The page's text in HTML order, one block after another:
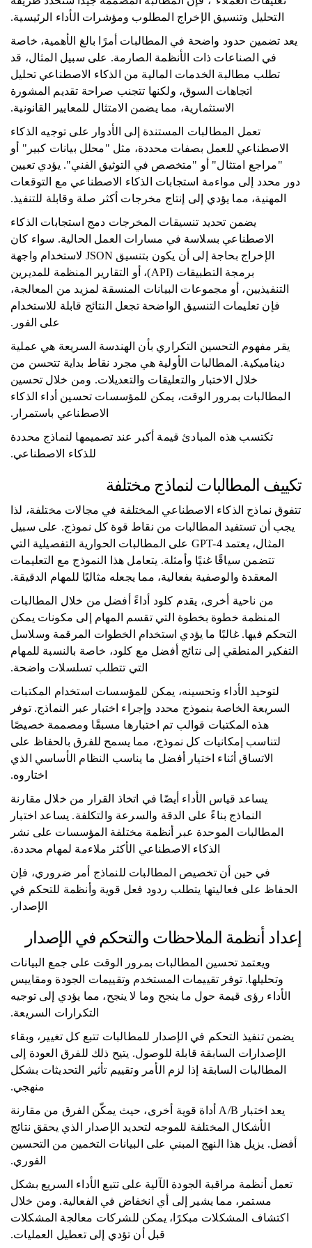
التحليل وتنسيق الإخراج المطلوب ومؤشرات الأداء الرئيسية.
يعد تضمين حدود واضحة في المطالبات أمرًا بالغ الأهمية، خاصة
في الصناعات ذات الأنظمة الصارمة. على سبيل المثال، قد
تطلب مطالبة الخدمات المالية من الذكاء الاصطناعي تحليل
اتجاهات السوق، ولكنها تتجنب صراحة تقديم المشورة
الاستثمارية، مما يضمن الامتثال للمعايير القانونية.
تعمل المطالبات المستندة إلى الأدوار على توجيه الذكاء
الاصطناعي للعمل بصفات محددة، مثل "محلل بيانات كبير" أو
"مراجع امتثال" أو "متخصص في التوثيق الفني". يؤدي تعيين
دور محدد إلى مواءمة استجابات الذكاء الاصطناعي مع التوقعات
المهنية، مما يؤدي إلى إنتاج مخرجات أكثر صلة وقابلة للتنفيذ.
يضمن تحديد تنسيقات المخرجات دمج استجابات الذكاء
الاصطناعي بسلاسة في مسارات العمل الحالية. سواء كان
الإخراج بحاجة إلى أن يكون بتنسيق JSON لاستخدام واجهة
برمجة التطبيقات (API)، أو التقارير المنظمة للمديرين
التنفيذيين، أو مجموعات البيانات المنسقة لمزيد من المعالجة،
فإن تعليمات التنسيق الواضحة تجعل النتائج قابلة للاستخدام
على الفور.
يقر مفهوم التحسين التكراري بأن الهندسة السريعة هي عملية
ديناميكية. المطالبات الأولية هي مجرد نقاط بداية تتحسن من
خلال الاختبار والتعليقات والتعديلات. ومن خلال تحسين
المطالبات بمرور الوقت، يمكن للمؤسسات تحسين أداء الذكاء
الاصطناعي باستمرار.
تكتسب هذه المبادئ قيمة أكبر عند تصميمها لنماذج محددة
للذكاء الاصطناعي.
تكييف المطالبات لنماذج مختلفة
تتفوق نماذج الذكاء الاصطناعي المختلفة في مجالات مختلفة، لذا
يجب أن تستفيد المطالبات من نقاط قوة كل نموذج. على سبيل
المثال، يعتمد GPT-4 على المطالبات الحوارية التفصيلية التي
تتضمن سياقًا غنيًا وأمثلة. يتعامل هذا النموذج مع التعليمات
المعقدة والوصفية بفعالية، مما يجعله مثاليًا للمهام الدقيقة.
من ناحية أخرى، يقدم كلود أداءً أفضل من خلال المطالبات
المنظمة خطوة بخطوة التي تقسم المهام إلى مكونات يمكن
التحكم فيها. غالبًا ما يؤدي استخدام الخطوات المرقمة وسلاسل
التفكير المنطقي إلى نتائج أفضل مع كلود، خاصة بالنسبة للمهام
التي تتطلب تسلسلات واضحة.
لتوحيد الأداء وتحسينه، يمكن للمؤسسات استخدام المكتبات
السريعة الخاصة بنموذج محدد وإجراء اختبار عبر النماذج. توفر
هذه المكتبات قوالب تم اختبارها مسبقًا ومصممة خصيصًا
لتناسب إمكانيات كل نموذج، مما يسمح للفرق بالحفاظ على
الاتساق أثناء اختيار أفضل ما يناسب النظام الأساسي الذي
اختاروه.
يساعد قياس الأداء أيضًا في اتخاذ القرار من خلال مقارنة
النماذج بناءً على الدقة والسرعة والتكلفة. يساعد اختبار
المطالبات الموحدة عبر أنظمة مختلفة المؤسسات على نشر
الذكاء الاصطناعي الأكثر ملاءمة لمهام محددة.
في حين أن تخصيص المطالبات للنماذج أمر ضروري، فإن
الحفاظ على فعاليتها يتطلب ردود فعل قوية وأنظمة للتحكم في
الإصدار.
إعداد أنظمة الملاحظات والتحكم في الإصدار
ويعتمد تحسين المطالبات بمرور الوقت على جمع البيانات
وتحليلها. توفر تقييمات المستخدم وتقييمات الجودة ومقاييس
الأداء رؤى قيمة حول ما ينجح وما لا ينجح، مما يؤدي إلى توجيه
التكرارات السريعة.
يضمن تنفيذ التحكم في الإصدار للمطالبات تتبع كل تغيير، وبقاء
الإصدارات السابقة قابلة للوصول. يتيح ذلك للفرق العودة إلى
المطالبات السابقة إذا لزم الأمر وتقييم تأثير التحديثات بشكل
منهجي.
يعد اختبار A/B أداة قوية أخرى، حيث يمكّن الفرق من مقارنة
الأشكال المختلفة للموجه لتحديد الإصدار الذي يحقق نتائج
أفضل. يزيل هذا النهج المبني على البيانات التخمين من التحسين
الفوري.
تعمل أنظمة مراقبة الجودة الآلية على تتبع الأداء السريع بشكل
مستمر، مما يشير إلى أي انخفاض في الفعالية. ومن خلال
اكتشاف المشكلات مبكرًا، يمكن للشركات معالجة المشكلات
قبل أن تؤدي إلى تعطيل العمليات.